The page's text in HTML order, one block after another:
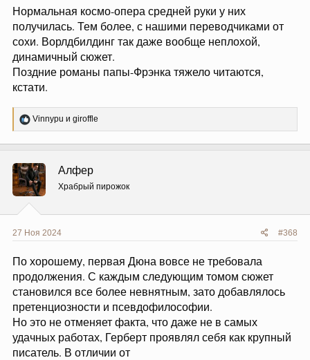
Нормальная космо-опера средней руки у них
получилась. Тем более, с нашими переводчиками от
сохи. Ворлдбилдинг так даже вообще неплохой,
динамичный сюжет.
Поздние романы папы-Фрэнка тяжело читаются,
кстати.
Р
е
ц
и
и
:
Vinnypu и giroffle
Алфер
Храбрый пирожок
27 Ноя 2024 #368
По хорошему, первая Дюна вовсе не требовала
продолжения. С каждым следующим томом сюжет
становился все более невнятным, зато добавлялось
претенциозности и псевдофилософии.
Но это не отменяет факта, что даже не в самых
удачных работах, Герберт проявлял себя как крупный
писатель. В отличии от